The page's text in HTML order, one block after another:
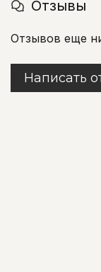
Отзывы
Отзывов еще
Написать